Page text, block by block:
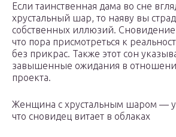
Если таинственная дама во сне
хрустальный шар, то наяву вы
собственных иллюзий. Сновидение
что пора присмотреться к
без прикрас. Также этот сон
завышенные ожидания в
проекта.
Женщина с хрустальным шаром —
что сновидец витает в облаках